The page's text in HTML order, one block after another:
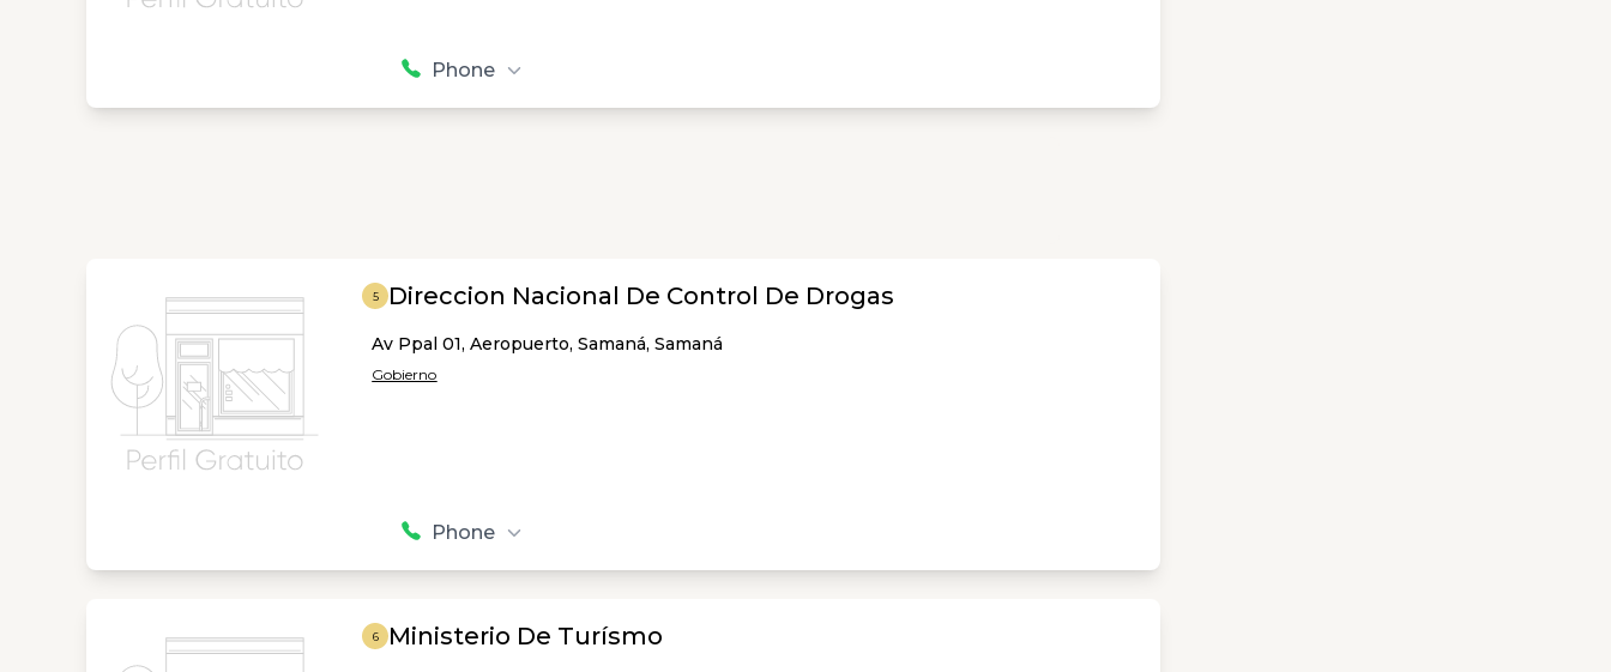
Phone
5 Direccion Nacional De Control De Drogas
Av Ppal 01, Aeropuerto, Samaná, Samaná
Gobierno
Phone
6 Ministerio De Turísmo